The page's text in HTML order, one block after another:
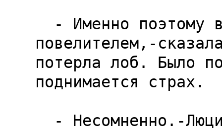
повелителем,-
потерла лоб. Было
поднимается страх.